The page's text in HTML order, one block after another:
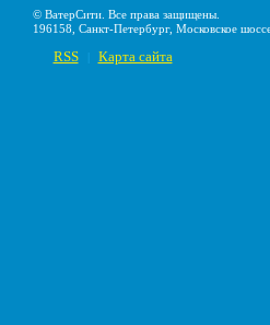
© ВатерСити. Все права защищены.
196158, Санкт-Петербург, Московское
RSS Карта сайта